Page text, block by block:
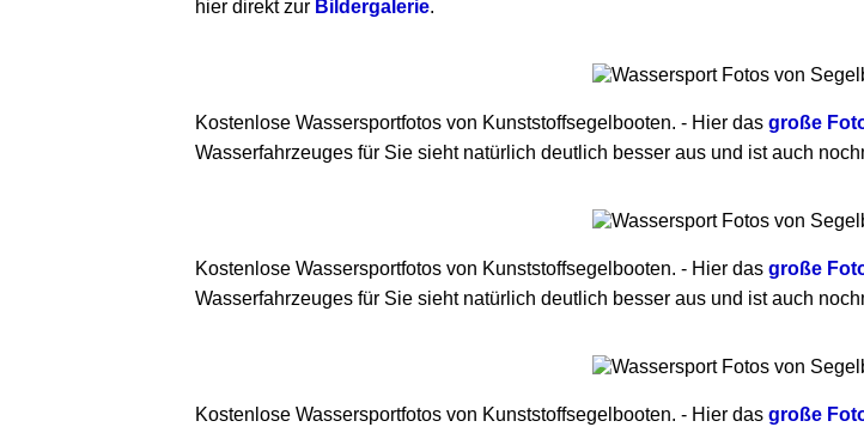
hier direkt zur Bildergalerie.
Kostenlose Wassersportfotos von Kunststoffsegelbooten. - Hier das große
Wasserfahrzeuges für Sie sieht natürlich deutlich besser aus und ist auch
Kostenlose Wassersportfotos von Kunststoffsegelbooten. - Hier das große
Wasserfahrzeuges für Sie sieht natürlich deutlich besser aus und ist auch
Kostenlose Wassersportfotos von Kunststoffsegelbooten. - Hier das große